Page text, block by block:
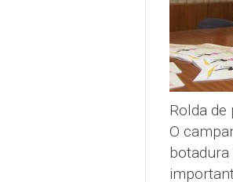
Rolda
O
botadura